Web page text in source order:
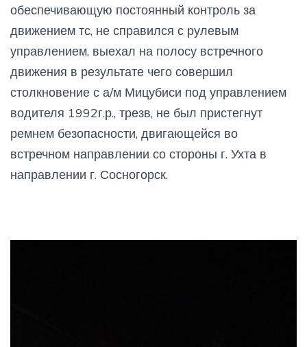
обеспечивающую постоянный контроль за
движением тс, не справился с рулевым
управлением, выехал на полосу встречного
движения в результате чего совершил
столкновение с а/м Мицубиси под управлением
водителя 1992г.р., трезв, не был пристегнут
ремнем безопасности, двигающейся во
встречном направлении со стороны г. Ухта в
направлении г. Сосногорск.